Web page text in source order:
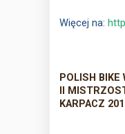
Więcej na:
POLISH BIKE
II
KARPACZ